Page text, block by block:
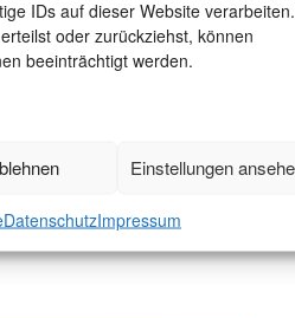
IDs auf dieser Website verarbeiten.
oder zurückziehst, können
beeinträchtigt werden.
Einstellungen
DatenschutzImpressum
und weltoffene
zu lernen. Wir freuen
ihre
hat. Mit besonderem
denn sie möchte